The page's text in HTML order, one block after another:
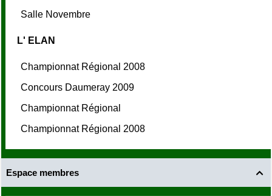
Salle Novembre
L' ELAN
Championnat Régional 2008
Concours Daumeray 2009
Championnat Régional
Championnat Régional 2008

Espace membres